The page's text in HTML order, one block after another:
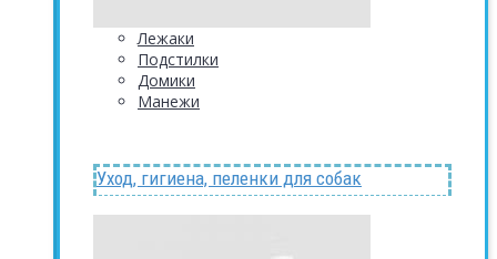
Лежаки
Подстилки
Домики
Манежи
Уход, гигиена, пеленки для собак